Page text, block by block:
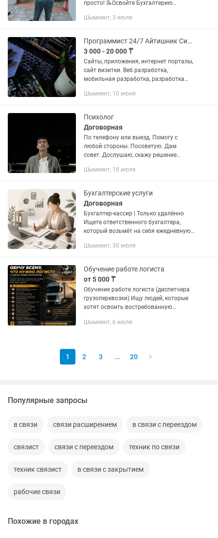
просто! 📝Освойте Бухгалтерию
от А до Я 📋План курса - на фото Во
Шымкент, 3 июля
Программист 24/7 Айтишник Системный администратор
3 000 - 20 000 ₸
Сайты, приложения, интернет порталы,
сайт визитки. Веб разработка,
мобильная разработка, разработка
API, Тестирование. Frontend, backend,
Шымкент, 10 июня
Психолог
Договорная
По телефону или выезд. Помогу с
любой стороны. Посоветую. Дам
совет. Дослушаю, скажу решение
гарантируется! Первый сеанс
Шымкент, 18 июля
Бухгалтерские услуги
Договорная
Бухгалтер-кассир | Только удалённо
Ищете ответственного бухгалтера,
который возьмёт на себя ежедневную
банком? Работаю только в удалённом
Шымкент, 30 июля
Обучение работе логиста
от 5 000 ₸
Обучение работе логиста (диспетчера
грузоперевозки) Ищу людей, которые
хотят освоить востребованную
зарабатывать. Что понадобится: •
Шымкент, 6 июля
1 2 3 ... 20
Популярные запросы
в связи связи расширением в связи с переездом
связист связи с переездом техник по связи
техник связист в связи с закрытием
рабочие связи
Похожие в городах